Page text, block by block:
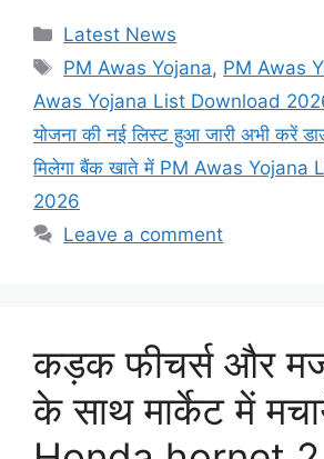
Categories
Latest News
Tags
PM Awas Yojana, PM Awas
Awas Yojana List Download
योजना की नई लिस्ट हुआ जारी अभी करें
मिलेगा बैंक खाते में PM Awas Yojana
2026
Leave a comment
कड़क फीचर्स और
के साथ मार्केट में